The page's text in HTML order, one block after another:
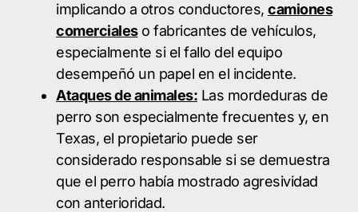
implicando a otros conductores, camiones
comercialeso fabricantes de vehículos,
especialmente si el fallo del equipo
desempeñó un papel en el incidente.
Ataques de animales: Las mordeduras de
perro son especialmente frecuentes y, en
Texas, el propietario puede ser
considerado responsable si se demuestra
que el perro había mostrado agresividad
con anterioridad.